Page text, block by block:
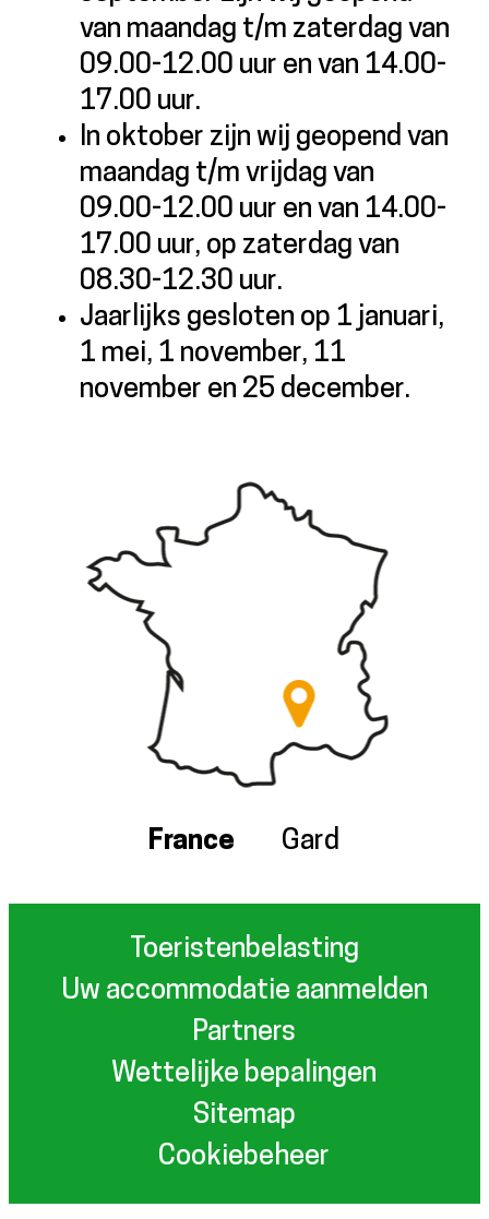
van maandag t/m zaterdag van
09.00-12.00 uur en van 14.00-
17.00 uur.
In oktober zijn wij geopend van
maandag t/m vrijdag van
09.00-12.00 uur en van 14.00-
17.00 uur, op zaterdag van
08.30-12.30 uur.
Jaarlijks gesloten op 1 januari,
1 mei, 1 november, 11
november en 25 december.
France Gard
Toeristenbelasting
Uw accommodatie aanmelden
Partners
Wettelijke bepalingen
Sitemap
Cookiebeheer